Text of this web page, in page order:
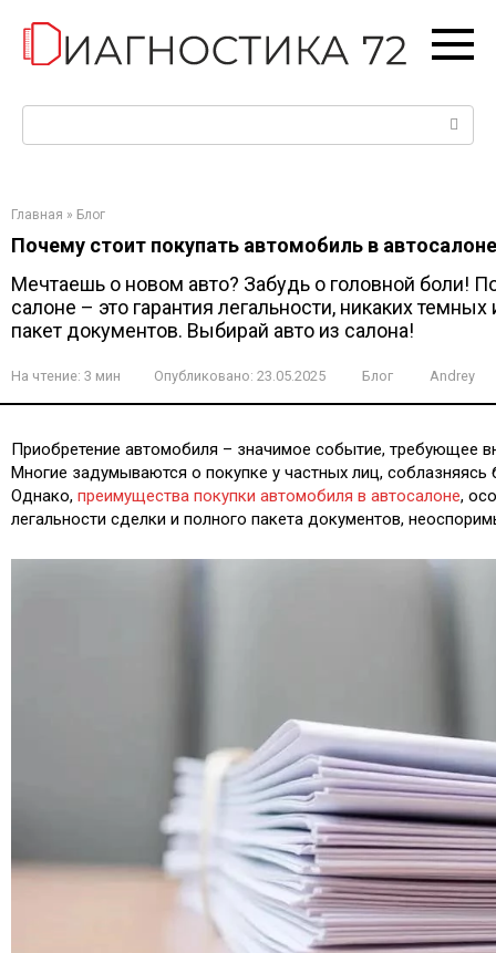
контенту
Главная » Блог
Почему стоит покупать автомобиль в автосалоне
Мечтаешь о новом авто? Забудь о головной боли!
салоне – это гарантия легальности, никаких
пакет документов. Выбирай авто из салона!
На чтение: 3 мин Опубликовано: 23.05.2025 Блог Andrey
Приобретение автомобиля – значимое событие, требующее
Многие задумываются о покупке у частных лиц, соблазняясь
Однако, преимущества покупки автомобиля в автосалоне,
легальности сделки и полного пакета документов,